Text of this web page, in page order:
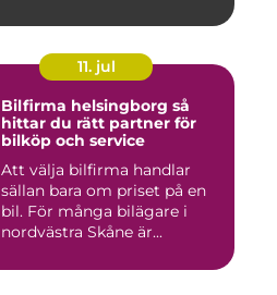
11. jul
Bilfirma helsingborg så
hittar du rätt partner för
bilköp och service
Att välja bilfirma handlar
sällan bara om priset på en
bil. För många bilägare i
nordvästra Skåne är...